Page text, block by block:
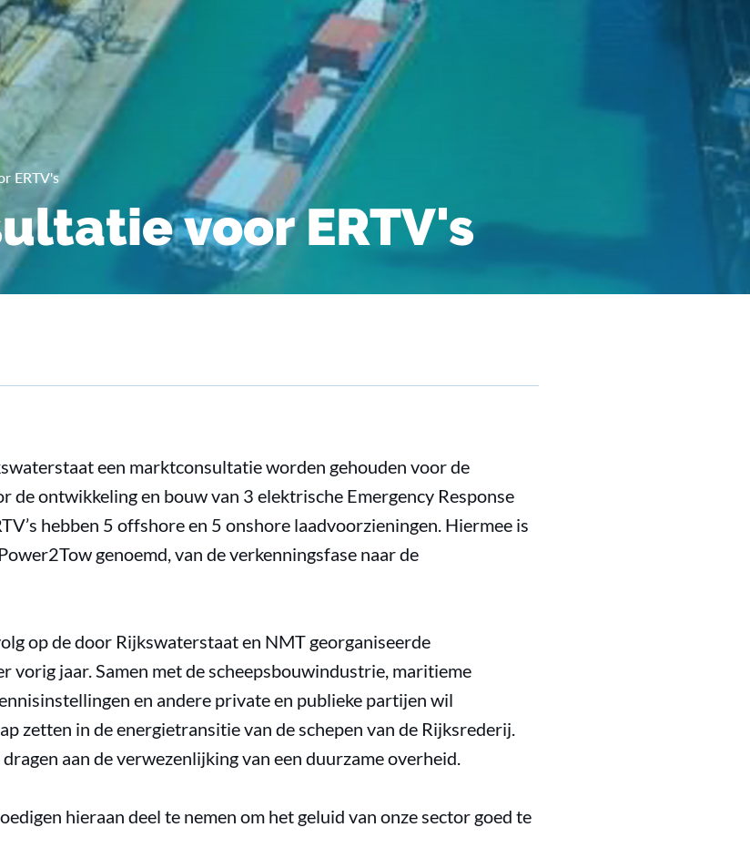
ERTV's
voor ERTV's
een marktconsultatie worden gehouden voor de
de ontwikkeling en bouw van 3 elektrische Emergency Response
hebben 5 offshore en 5 onshore laadvoorzieningen. Hiermee is
genoemd, van de verkenningsfase naar de
op de door Rijkswaterstaat en NMT georganiseerde
vorig jaar. Samen met de scheepsbouwindustrie, maritieme
en andere private en publieke partijen wil
zetten in de energietransitie van de schepen van de Rijksrederij.
aan de verwezenlijking van een duurzame overheid.
hieraan deel te nemen om het geluid van onze sector goed te